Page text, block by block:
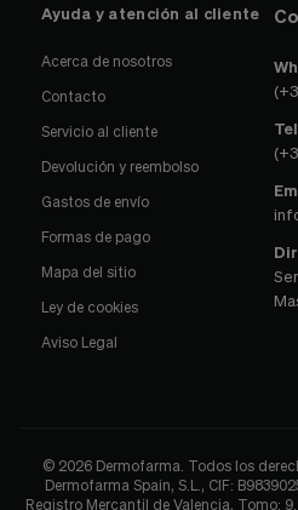
Ayuda y atención al cliente
Acerca de nosotros
Contacto
Servicio al cliente
Devolución y reembolso
Gastos de envío
Formas de pago
Mapa del sitio
Ley de cookies
Aviso Legal
© 2026 Dermofarma. Todos los
Dermofarma Spain, S.L., CIF:
Registro Mercantil de Valencia, Tomo: